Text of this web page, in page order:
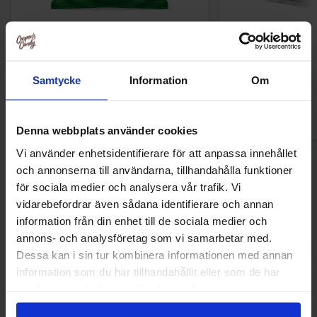
Samtycke Information Om
Denna webbplats använder cookies
Vi använder enhetsidentifierare för att anpassa innehållet
och annonserna till användarna, tillhandahålla funktioner
för sociala medier och analysera vår trafik. Vi
vidarebefordrar även sådana identifierare och annan
information från din enhet till de sociala medier och
annons- och analysföretag som vi samarbetar med.
Dessa kan i sin tur kombinera informationen med annan
information som du har tillhandahållit eller som de har
Ronny & Ragge Butt Crackers Chips
Arla
Nyheter
Nyhet! Nyhet!